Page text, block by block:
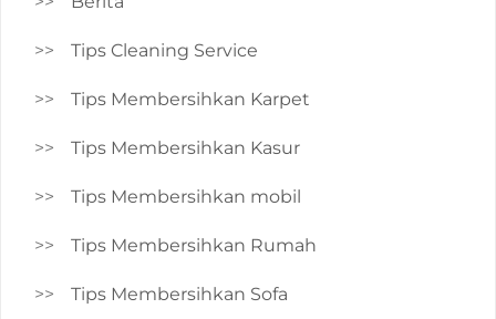
Tips Cleaning Service
Tips Membersihkan Karpet
Tips Membersihkan Kasur
Tips Membersihkan mobil
Tips Membersihkan Rumah
Tips Membersihkan Sofa